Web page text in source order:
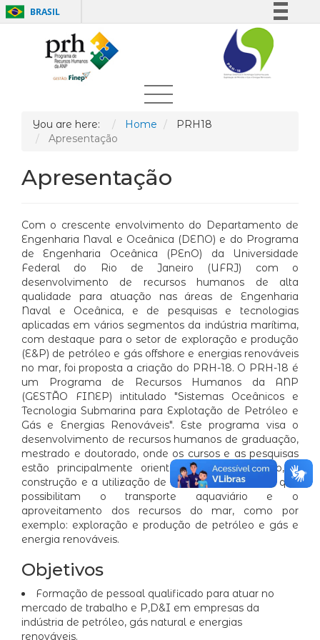
BRASIL
Simplifique!
Comunica BR
Participe
Legislação
You are here: Home
PRH18
Apresentação
Apresentação
Com o crescente envolvimento do Departamento de
Engenharia Naval e Oceânica (DENO) e do Programa
de Engenharia Oceânica (PEnO) da Universidade
Federal do Rio de Janeiro (UFRJ) com o
desenvolvimento de recursos humanos de alta
qualidade para atuação nas áreas de Engenharia
Naval e Oceânica, e de pesquisas e tecnologias
aplicadas em vários segmentos da indústria marítima,
com destaque para o setor de exploração e produção
(E&P) de petróleo e gás offshore e energias renováveis
no mar, foi proposta a criação do PRH-18. O PRH-18 é
um Programa de Recursos Humanos da ANP
(GESTÃO FINEP) intitulado "Sistemas Oceânicos e
Tecnologia Submarina para Explotação de Petróleo e
Gás e Energias Renováveis". Este programa visa o
desenvolvimento de recursos humanos de graduação,
mestrado e doutorado, onde os cursos e as pesquisas
estão principalmente orientados para o projeto, a
construção e a utilização de estruturas oceânicas que
possibilitam o transporte aquaviário e o
aproveitamento dos recursos do mar, como por
exemplo: exploração e produção de petróleo e gás e
energia renováveis.
Objetivos
Formação de pessoal qualificado para atuar no
mercado de trabalho e P,D&I em empresas da
indústria de petróleo, gás natural e energias
renováveis.